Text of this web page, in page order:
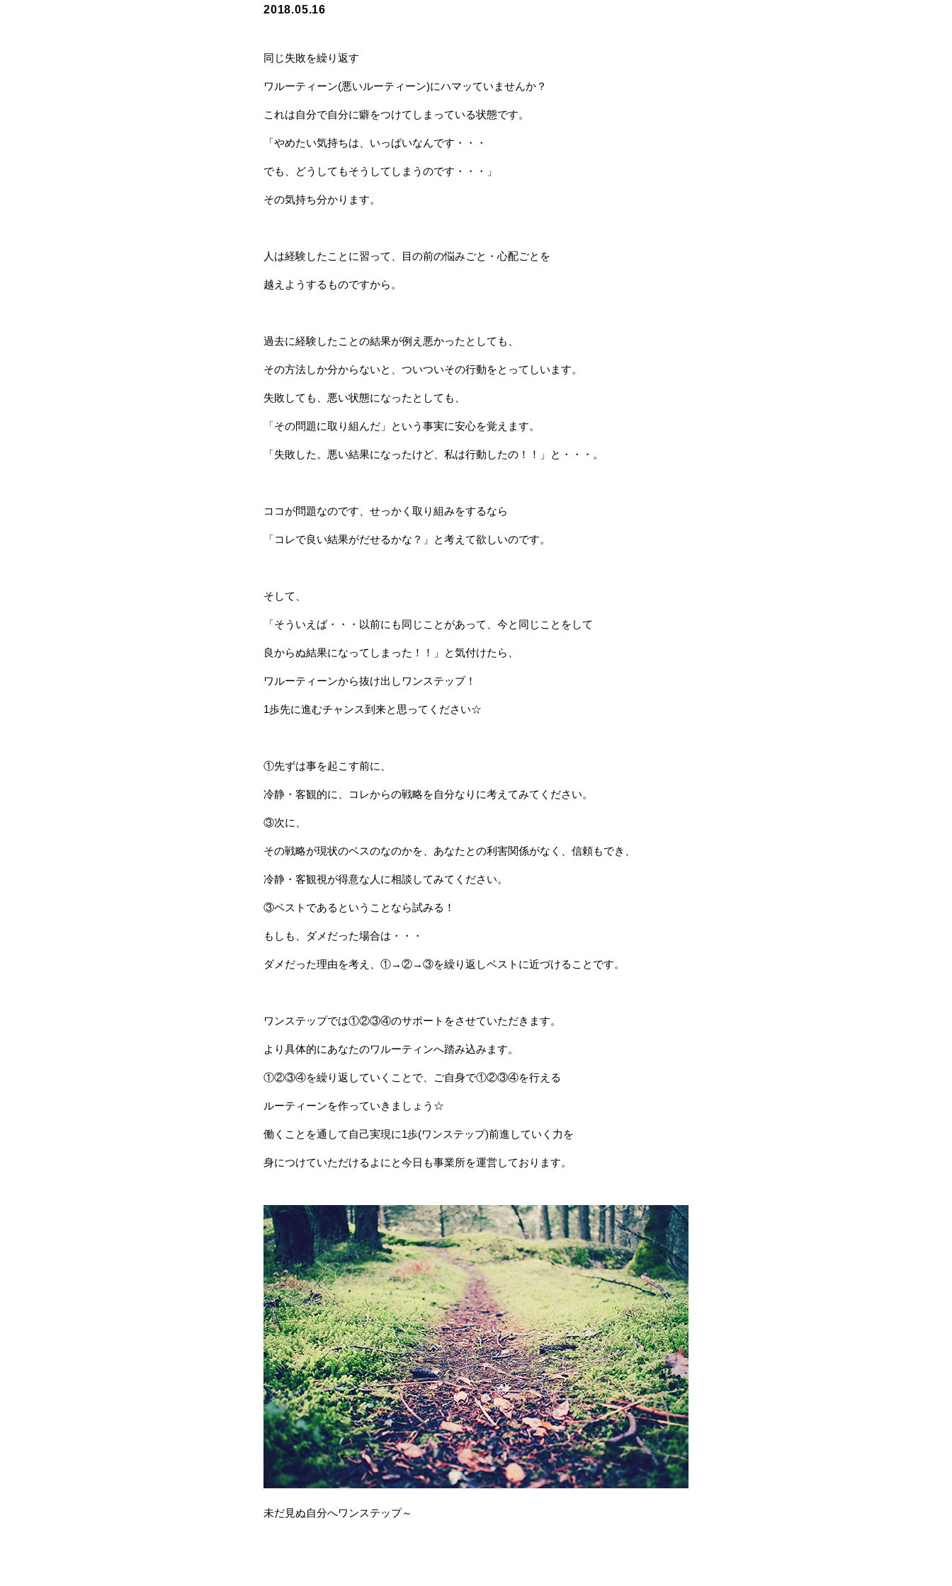
2018.05.16
同じ失敗を繰り返す
ワルーティーン(悪いルーティーン)にハマッていませんか？
これは自分で自分に癖をつけてしまっている状態です。
「やめたい気持ちは、いっぱいなんです・・・
でも、どうしてもそうしてしまうのです・・・」
その気持ち分かります。
人は経験したことに習って、目の前の悩みごと・心配ごとを
越えようするものですから。
過去に経験したことの結果が例え悪かったとしても、
その方法しか分からないと、ついついその行動をとってしいます。
失敗しても、悪い状態になったとしても、
「その問題に取り組んだ」という事実に安心を覚えます。
「失敗した。悪い結果になったけど、私は行動したの！！」と・・・。
ココが問題なのです、せっかく取り組みをするなら
「コレで良い結果がだせるかな？」と考えて欲しいのです。
そして、
「そういえば・・・以前にも同じことがあって、今と同じことをして
良からぬ結果になってしまった！！」と気付けたら、
ワルーティーンから抜け出しワンステップ！
1歩先に進むチャンス到来と思ってください☆
①先ずは事を起こす前に、
冷静・客観的に、コレからの戦略を自分なりに考えてみてください。
③次に、
その戦略が現状のベスのなのかを、あなたとの利害関係がなく、信頼もでき、
冷静・客観視が得意な人に相談してみてください。
③ベストであるということなら試みる！
もしも、ダメだった場合は・・・
ダメだった理由を考え、①→②→③を繰り返しベストに近づけることです。
ワンステップでは①②③④のサポートをさせていただきます。
より具体的にあなたのワルーティンへ踏み込みます。
①②③④を繰り返していくことで、ご自身で①②③④を行える
ルーティーンを作っていきましょう☆
働くことを通して自己実現に1歩(ワンステップ)前進していく力を
身につけていただけるよにと今日も事業所を運営しております。
未だ見ぬ自分へワンステップ～